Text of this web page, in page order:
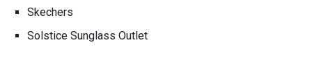
Skechers
Solstice Sunglass Outlet